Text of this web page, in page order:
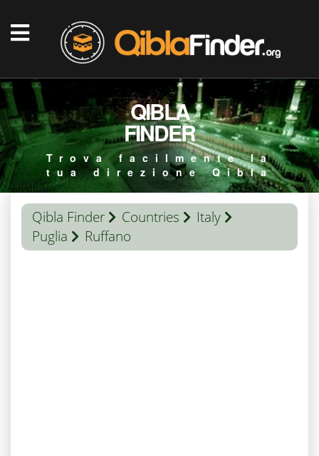
QIBLA
FINDER
Trova facilmente la
tua direzione Qibla
Qibla Finder Countries
Italy
Puglia
Ruffano